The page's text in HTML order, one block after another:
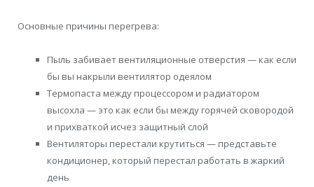
Основные причины перегрева:
Пыль забивает вентиляционные отверстия — как если
бы вы накрыли вентилятор одеялом
Термопаста между процессором и радиатором
высохла — это как если бы между горячей сковородой
и прихваткой исчез защитный слой
Вентиляторы перестали крутиться — представьте
кондиционер, который перестал работать в жаркий
день